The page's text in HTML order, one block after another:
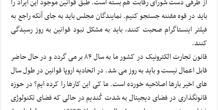
از طرفی دست شورای رقابت هم بسته است. طبق قوانین موجود این ایراد را
باید در قوه مقننه جستجو کنیم. نمایندگان مجلس باید به جای آنکه راجع به
فیلتر اینستاگرام صحبت کنند، باید به مشکل نبود قوانین به روز رسیدگی
کنند.
قانون تجارت الکترونیک در کشور ما به سال ۸۴ برمی گردد و در حال حاضر
قابل اعمال نیست و باید به روز می شد. در اتحادیه اروپا قوانین در طول سال
های اخیر بارها اصلاحیه خورده است. ما کی این کارها را کرده ایم؟ در حوزه
قانونگذاری در فضای دیجیتال به شدت کُندیم در حالی که فضای تکنولوژی